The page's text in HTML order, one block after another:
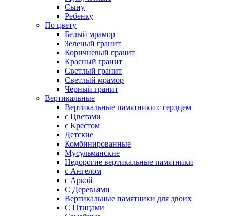
Сыну
Ребенку
По цвету
Белый мрамор
Зеленый гранит
Коричневый гранит
Красный гранит
Светлый гранит
Светлый мрамор
Черный гранит
Вертикальные
Вертикальные памятники с сердцем
с Цветами
c Крестом
Детские
Комбинированные
Мусульманские
Недорогие вертикальные памятники
с Ангелом
с Аркой
С Деревьями
Вертикальные памятники для двоих
С Птицами